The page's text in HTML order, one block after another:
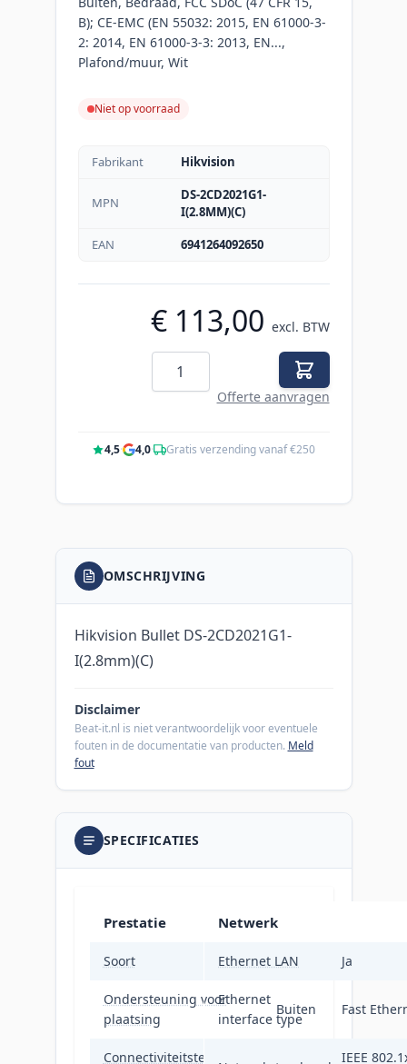
B); CE-EMC (EN 55032: 2015, EN 61000-3-
2: 2014, EN 61000-3-3: 2013, EN...,
Plafond/muur, Wit
Niet op voorraad
Fabrikant Hikvision
MPN
DS-2CD2021G1-
I(2.8MM)(C)
EAN
6941264092650
€ 113,00 excl. BTW
Aantal
Offerte aanvragen
4,5· 4,0· Gratis verzending vanaf €250
OMSCHRIJVING
Hikvision Bullet DS-2CD2021G1-
I(2.8mm)(C)
Disclaimer
Beat-it.nl is niet verantwoordelijk voor eventuele
fouten in de documentatie van producten. Meld
fout
SPECIFICATIES
Prestatie
Soort IP-
Ondersteuning voor
plaatsing
Buiten
Connectiviteitstechnologie
Netwerk
Ethernet LAN Ja
Ethernet
interface type
Fast
IEEE